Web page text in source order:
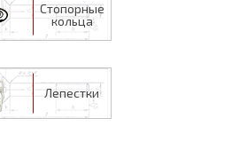
Стопорные
кольца
Лепестки